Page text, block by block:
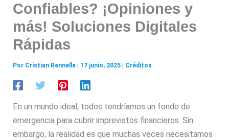
Confiables? ¡Opiniones y
más! Soluciones Digitales
Rápidas
Por Cristian Rennella 17 junio, 2025 Créditos
En un mundo ideal, todos tendríamos un fondo de
emergencia para cubrir imprevistos financieros. Sin
embargo, la realidad es que muchas veces necesitamos